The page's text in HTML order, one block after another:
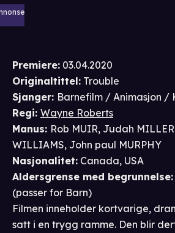
Premiere: 03.04.2020
Originaltittel: Trouble
Sjanger: Barnefilm / Animasjon /
Regi: Wayne Roberts
Manus: Rob MUIR, Judah MILLER
WILLIAMS, John paul MURPHY
Nasjonalitet: Canada, USA
Aldersgrense med begrunnelse:
(passer for Barn)
Filmen inneholder kortvarige,
satt i en trygg ramme. Den blir